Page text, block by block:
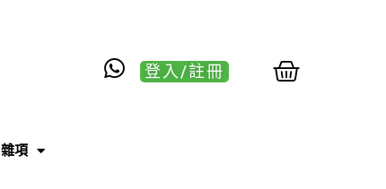
登入/註冊
雜項